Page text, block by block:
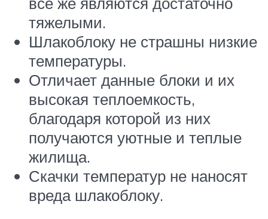
тяжелыми.
Шлакоблоку не страшны низкие
температуры.
Отличает данные блоки и их
высокая теплоемкость,
благодаря которой из них
получаются уютные и теплые
жилища.
Скачки температур не наносят
вреда шлакоблоку.